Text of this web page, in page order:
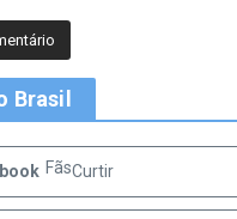
Brasil
FãsCurtir